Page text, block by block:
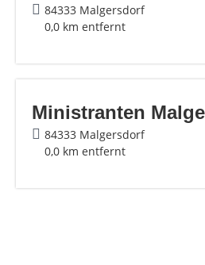
84333 Malgersdorf
0,0 km entfernt
Ministranten
84333 Malgersdorf
0,0 km entfernt